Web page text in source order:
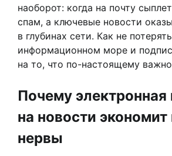
наоборот: когда на почту
спам, а ключевые новости
в глубинах сети. Как не
информационном море и
на то, что по-настоящему
Почему электронная
на новости
нервы